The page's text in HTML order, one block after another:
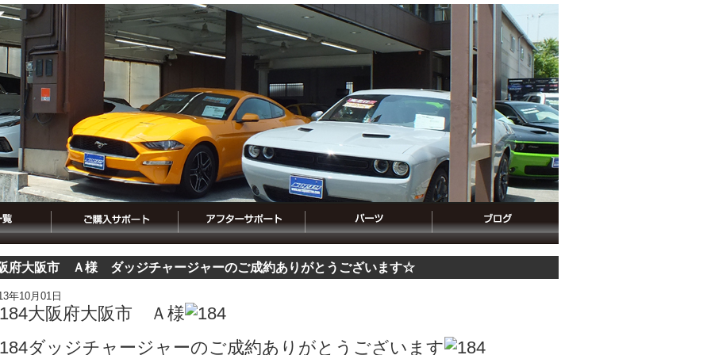
府大阪市 Ａ様 ダッジチャージャーのご成約ありがとうございます☆
年10月01日
大阪府大阪市 Ａ様
ダッジチャージャーのご成約ありがとうございます